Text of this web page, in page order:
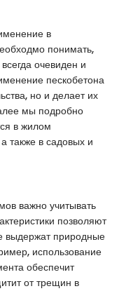
в
понимать,
очевиден и
пескобетона
но и делает их
мы подробно
в жилом
также в садовых и
важно учитывать
позволяют
выдержат природные
использование
обеспечит
от трещин в